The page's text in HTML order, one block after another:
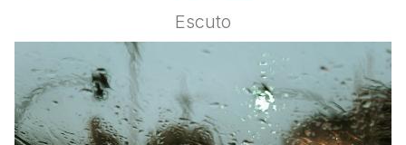
Escuto